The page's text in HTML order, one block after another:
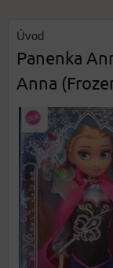
Úvod
Panenka
Anna